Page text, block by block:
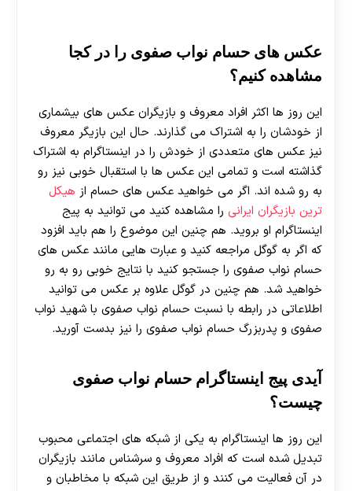
عکس های حسام نواب صفوی را در کجا
مشاهده کنیم؟
این روز ها اکثر افراد معروف و بازیگران عکس های بیشماری
از خودشان را به اشتراک می‌ گذارند. حال این بازیگر معروف
نیز عکس های متعددی از خودش را در اینستاگرام به اشتراک
گذاشته است و تمامی این عکس‌ ها با استقبال خوبی نیز رو
به رو شده اند. اگر می‌ خواهید عکس های حسام از هیکل
ترین بازیگران ایرانی را مشاهده کنید می توانید به پیج
اینستاگرام او بروید. هم چنین این موضوع را هم باید افزود
که اگر به گوگل مراجعه کنید و عبارت هایی مانند عکس های
حسام نواب صفوی را جستجو کنید با نتایج خوبی رو به رو
خواهید شد. هم چنین در گوگل علاوه بر عکس می توانید
اطلاعاتی در رابطه با نسبت حسام نواب صفوی با شهید نواب
صفوی و پدربزرگ حسام نواب صفوی را نیز بدست آورید.
آیدی پیج اینستاگرام حسام نواب صفوی
چیست؟
این روز ها اینستاگرام به یکی از شبکه‌ های اجتماعی محبوب
تبدیل شده است که افراد معروف و سرشناس مانند بازیگران
در آن فعالیت می‌ کنند و از طریق این شبکه با مخاطبان و